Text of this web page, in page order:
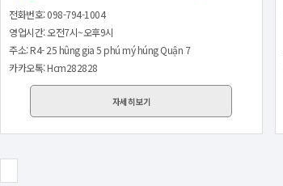
전화번호: 098-794-1004
영업시간: 오전7시~오후9시
주소: R4- 25 hûng gia 5 phú mý húng Quận 7
카카오톡: Hcm282828
자세히보기